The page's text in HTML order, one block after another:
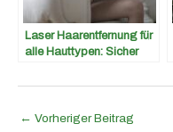
Laser Haarentfernung für
alle Hauttypen: Sicher
← Vorheriger Beitrag